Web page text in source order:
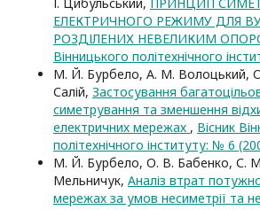
ЕЛЕКТРИЧНОГО РЕЖИМУ ДЛЯ
РОЗДІЛЕНИХ НЕВЕЛИКИМ
Вінницького політехнічного
М. Й. Бурбело, А. М. Волоцький,
Салій, Застосування
симетрування та зменшення
електричних мережах , Вісник
політехнічного інституту: № 6
М. Й. Бурбело, О. В. Бабенко, С.
Мельничук, Аналіз втрат
мережах за умов несиметрії та